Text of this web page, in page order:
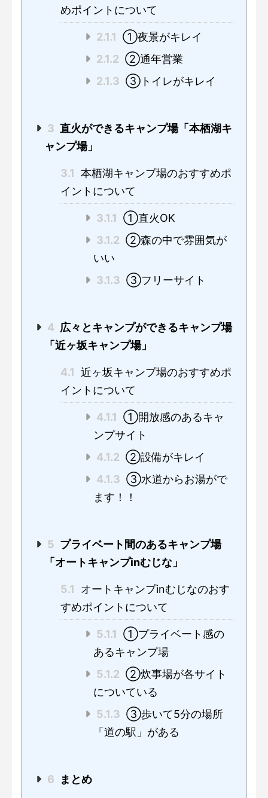
めポイントについて
2.1.1 ①夜景がキレイ
2.1.2 ②通年営業
2.1.3 ③トイレがキレイ
3 直火ができるキャンプ場「本栖湖キ
ャンプ場」
3.1 本栖湖キャンプ場のおすすめポ
イントについて
3.1.1 ①直火OK
3.1.2 ②森の中で雰囲気が
いい
3.1.3 ③フリーサイト
4 広々とキャンプができるキャンプ場
「近ヶ坂キャンプ場」
4.1 近ヶ坂キャンプ場のおすすめポ
イントについて
4.1.1 ①開放感のあるキャ
ンプサイト
4.1.2 ②設備がキレイ
4.1.3 ③水道からお湯がで
ます！！
5 プライベート間のあるキャンプ場
「オートキャンプinむじな」
5.1
オートキャンプinむじなのおす
すめポイントについて
5.1.1 ①プライベート感の
あるキャンプ場
5.1.2 ②炊事場が各サイト
についている
5.1.3 ③歩いて5分の場所
「道の駅」がある
6 まとめ